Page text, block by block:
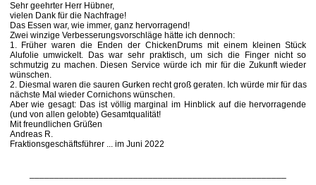
Sehr geehrter Herr Hübner,
vielen Dank für die Nachfrage!
Das Essen war, wie immer, ganz hervorragend!
Zwei winzige Verbesserungsvorschläge hätte ich dennoch:
1. Früher waren die Enden der ChickenDrums mit einem kleinen Stück
Alufolie umwickelt. Das war sehr praktisch, um sich die Finger nicht so
schmutzig zu machen. Diesen Service würde ich mir für die Zukunft wieder
wünschen.
2. Diesmal waren die sauren Gurken recht groß geraten. Ich würde mir für das
nächste Mal wieder Cornichons wünschen.
Aber wie gesagt: Das ist völlig marginal im Hinblick auf die hervorragende
(und von allen gelobte) Gesamtqualität!
Mit freundlichen Grüßen
Andreas R.
Fraktionsgeschäftsführer ... im Juni 2022